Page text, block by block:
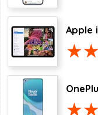
Apple